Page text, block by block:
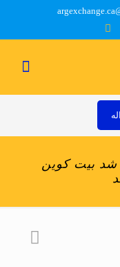
شد بیت کوین